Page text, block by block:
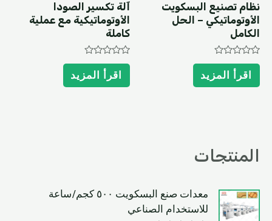
نظام تصنيع البسكويت
الأوتوماتيكي – الحل
الكامل
Rated
out
of
اقرأ المزيد
آلة تكسير الصودا
الأوتوماتيكية مع عملية
كاملة
Rated
out
of
اقرأ المزيد
المنتجات
معدات صنع البسكويت ٥٠٠ كجم/ساعة
للاستخدام الصناعي